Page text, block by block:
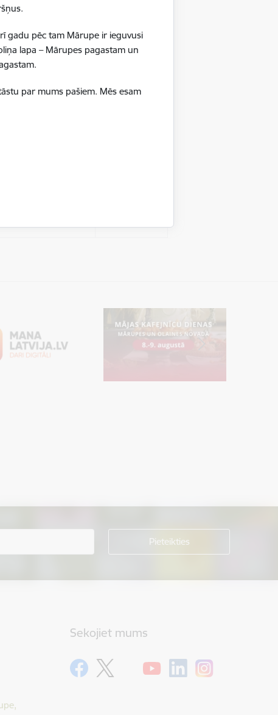
gadu pēc tam Mārupe ir ieguvusi
lapa – Mārupes pagastam un
par mums pašiem. Mēs esam
datu iegūšanai
24 stundas
apmeklētājs
24 stundas
koplietošanai,
Sekojiet mums